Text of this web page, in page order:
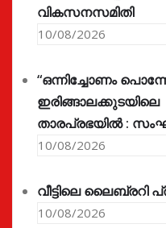
വികസനസമിതി
10/08/2026
“ഒന്നിച്ചോണം
താരപ്രഭയിൽ :
10/08/2026
വീട്ടിലെ ലൈബ്രറി
10/08/2026